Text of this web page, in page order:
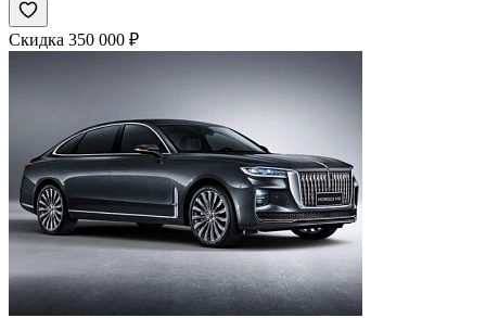
Скидка 350 000 ₽